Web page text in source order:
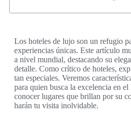
Los hoteles de lujo son un refugio
experiencias únicas. Este artículo
a nivel mundial, destacando su
detalle. Como crítico de hoteles,
tan especiales. Veremos
para quien busca la excelencia en
conocer lugares que brillan por su
harán tu visita inolvidable.